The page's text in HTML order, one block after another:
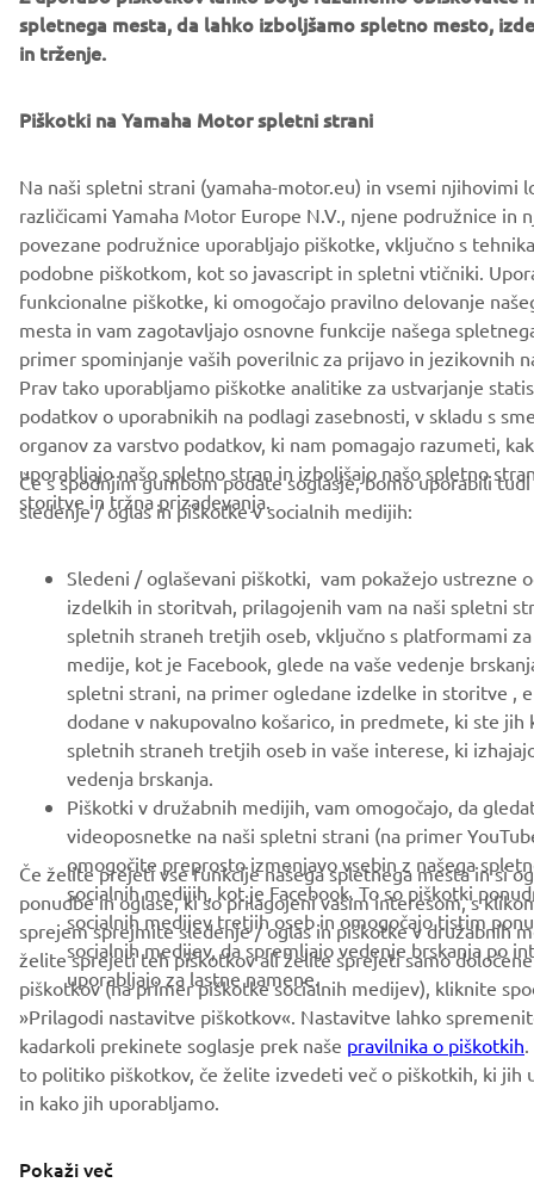
Med prvimi prejmite novice o najnovejših ponudbah, posebnih
dogodkih, novih izdajah in še veliko več
NAROČI SE
Preberite našo Politiko zasebnosti, da izveste, kako obdelujemo
vaše osebne podatke:Pravilnik o Zasebnosti
Slovenia (Slovenian)
© Copyright - 2026 Yamaha Motor Europe N.V. - All Rights
Reserved
Privacy Policy CookiesLegal statement
spletnega mesta, da lahko izboljšamo spletno mesto,
in trženje.
Piškotki na Yamaha Motor spletni strani
Na naši spletni strani (yamaha-motor.eu) in vsemi njihovimi
različicami Yamaha Motor Europe N.V., njene podružnice in
povezane podružnice uporabljajo piškotke, vključno s
podobne piškotkom, kot so javascript in spletni vtičniki.
funkcionalne piškotke, ki omogočajo pravilno delovanje
mesta in vam zagotavljajo osnovne funkcije našega
primer spominjanje vaših poverilnic za prijavo in jezikovnih
Prav tako uporabljamo piškotke analitike za ustvarjanje
podatkov o uporabnikih na podlagi zasebnosti, v skladu s
organov za varstvo podatkov, ki nam pomagajo razumeti,
uporabljajo našo spletno stran in izboljšajo našo spletno
storitve in tržna prizadevanja.
Če s spodnjim gumbom podate soglasje, bomo uporabili
sledenje / oglas in piškotke v socialnih medijih:
Sledeni / oglaševani piškotki, vam pokažejo ustrezne
izdelkih in storitvah, prilagojenih vam na naši spletni
spletnih straneh tretjih oseb, vključno s platformami
medije, kot je Facebook, glede na vaše vedenje
spletni strani, na primer ogledane izdelke in storitve ,
dodane v nakupovalno košarico, in predmete, ki ste jih
spletnih straneh tretjih oseb in vaše interese, ki
vedenja brskanja.
Piškotki v družabnih medijih, vam omogočajo, da
videoposnetke na naši spletni strani (na primer
omogočite preprosto izmenjavo vsebin z našega
socialnih medijih, kot je Facebook. To so piškotki
socialnih medijev tretjih oseb in omogočajo tistim
socialnih medijev, da spremljajo vedenje brskanja po
uporabljajo za lastne namene.
Če želite prejeti vse funkcije našega spletnega mesta in si
ponudbe in oglase, ki so prilagojeni vašim interesom, s
sprejem sprejmite sledenje / oglas in piškotke v družabnih
želite sprejeti teh piškotkov ali želite sprejeti samo
piškotkov (na primer piškotke socialnih medijev), kliknite
»Prilagodi nastavitve piškotkov«. Nastavitve lahko
kadarkoli prekinete soglasje prek naše pravilnika o piškotkih
to politiko piškotkov, če želite izvedeti več o piškotkih, ki jih
in kako jih uporabljamo.
Pokaži več